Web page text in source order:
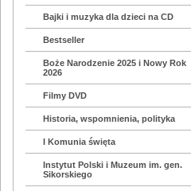
Bajki i muzyka dla dzieci na CD
Bestseller
Boże Narodzenie 2025 i Nowy Rok
2026
Filmy DVD
Historia, wspomnienia, polityka
I Komunia święta
Instytut Polski i Muzeum im. gen.
Sikorskiego